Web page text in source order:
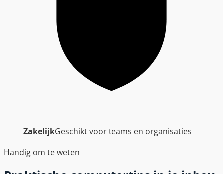
ZakelijkGeschikt voor teams en organisaties
Handig om te weten